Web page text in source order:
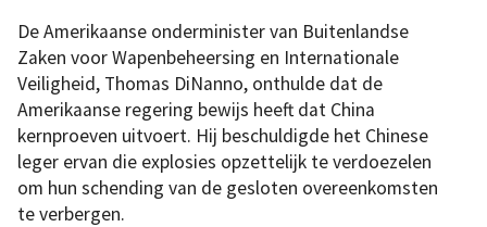
De Amerikaanse onderminister van Buitenlandse
Zaken voor Wapenbeheersing en Internationale
Veiligheid, Thomas DiNanno, onthulde dat de
Amerikaanse regering bewijs heeft dat China
kernproeven uitvoert. Hij beschuldigde het Chinese
leger ervan die explosies opzettelijk te verdoezelen
om hun schending van de gesloten overeenkomsten
te verbergen.